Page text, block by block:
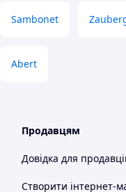
Sambonet
Abert
Продавцям
Довідка для
Створити інтернет-